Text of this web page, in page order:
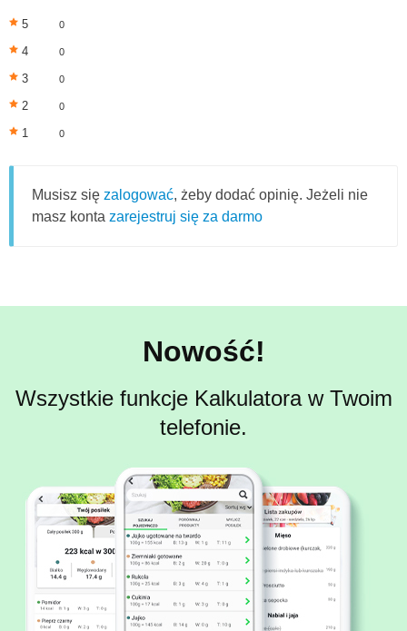
5 0
4 0
3 0
2 0
1 0
Musisz się zalogować, żeby dodać opinię. Jeżeli nie
masz konta zarejestruj się za darmo
Nowość!
Wszystkie funkcje Kalkulatora w Twoim
telefonie.